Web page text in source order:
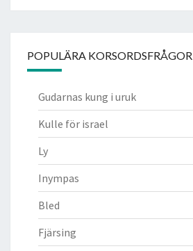
POPULÄRA KORSORDSFRÅGOR
Gudarnas kung i uruk
Kulle för israel
Ly
Inympas
Bled
Fjärsing